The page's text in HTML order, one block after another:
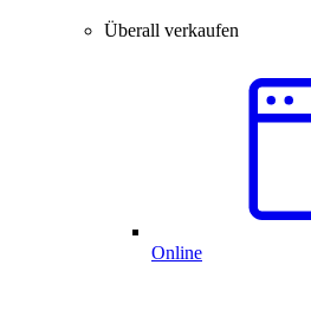
Überall verkaufen
Online